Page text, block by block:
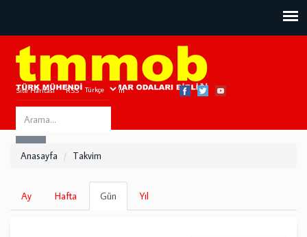
Site Haritası RSS Bize Ulaşın
Search
this
Anasayfa Takvim
Birincil
sekmeler
Ay Hafta Gün
sekme)
Yıl